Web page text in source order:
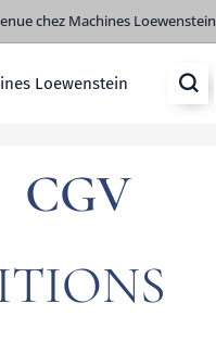
chez Machines Loewenstein
Loewenstein
CGV